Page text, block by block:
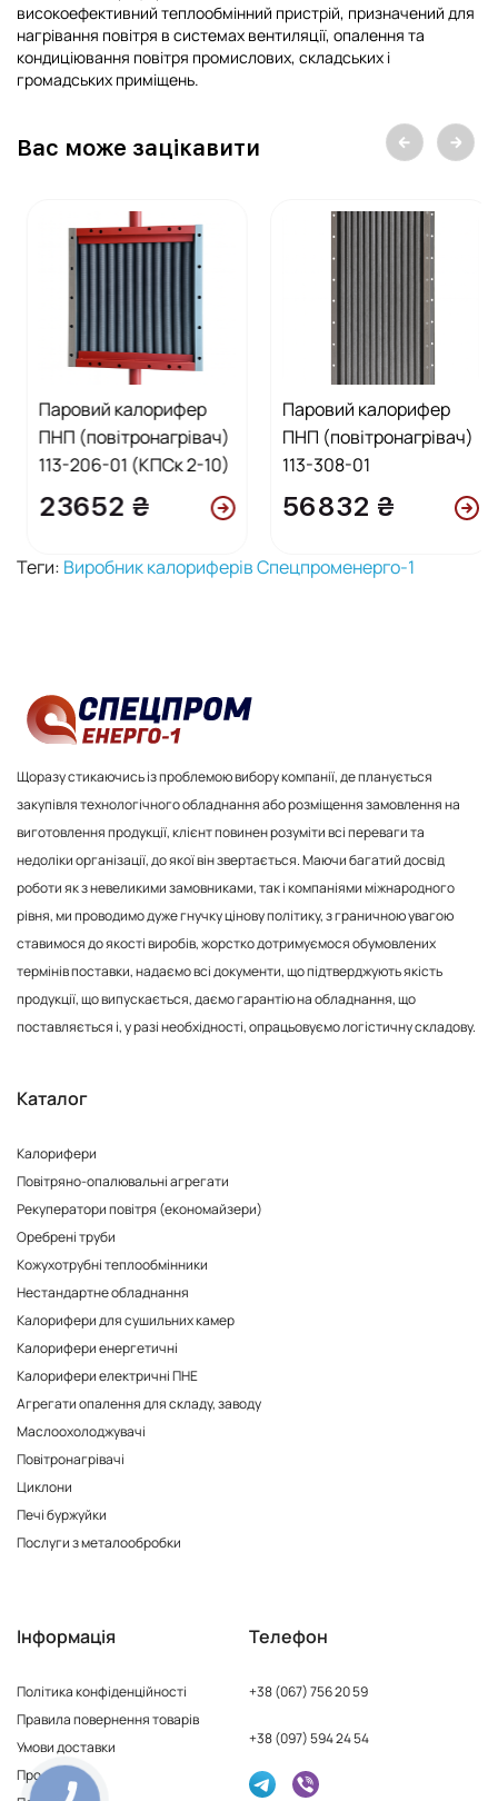
високоефективний теплообмінний пристрій, призначений для
нагрівання повітря в системах вентиляції, опалення та
кондиціювання повітря промислових, складських і
громадських приміщень.
Вас може зацікавити
Паровий калорифер
ПНП (повітронагрівач)
113-206-01 (КПСк 2-10)
23652 ₴
Паровий калорифер
ПНП (повітронагрівач)
113-308-01
56832 ₴
Теги: Виробник калориферів Спецпроменерго-1
Щоразу стикаючись із проблемою вибору компанії, де планується
закупівля технологічного обладнання або розміщення замовлення на
виготовлення продукції, клієнт повинен розуміти всі переваги та
недоліки організації, до якої він звертається. Маючи багатий досвід
роботи як з невеликими замовниками, так і компаніями міжнародного
рівня, ми проводимо дуже гнучку цінову політику, з граничною увагою
ставимося до якості виробів, жорстко дотримуємося обумовлених
термінів поставки, надаємо всі документи, що підтверджують якість
продукції, що випускається, даємо гарантію на обладнання, що
поставляється і, у разі необхідності, опрацьовуємо логістичну складову.
Каталог
Калорифери
Повітряно-опалювальні агрегати
Рекуператори повітря (економайзери)
Оребрені труби
Кожухотрубні теплообмінники
Нестандартне обладнання
Калорифери для сушильних камер
Калорифери енергетичні
Калорифери електричні ПНЕ
Агрегати опалення для складу, заводу
Маслоохолоджувачі
Повітронагрівачі
Циклони
Печі буржуйки
Послуги з металообробки
Інформація
Політика конфіденційності
Правила повернення товарів
Умови доставки
Про нас
Телефон
+38 (067) 756 20 59
+38 (097) 594 24 54
КНОПКА